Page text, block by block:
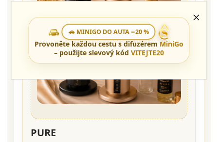
🚗 MINIGO DO AUTA −20 %
Provoněte každou cestu s difuzérem MiniGo
– použijte slevový kód VITEJTE20
PURE